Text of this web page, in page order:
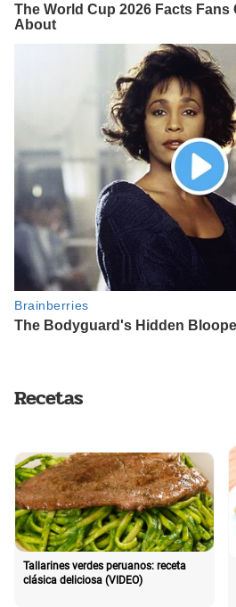
Recetas
Tallarines verdes peruanos: receta
clásica deliciosa (VIDEO)